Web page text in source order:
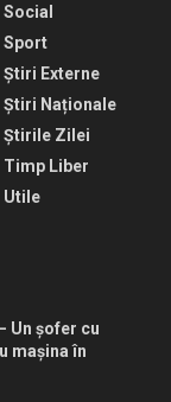
Social
Sport
Știri Externe
Știri Naționale
Știrile Zilei
Timp Liber
Utile
Un șofer cu
mașina în